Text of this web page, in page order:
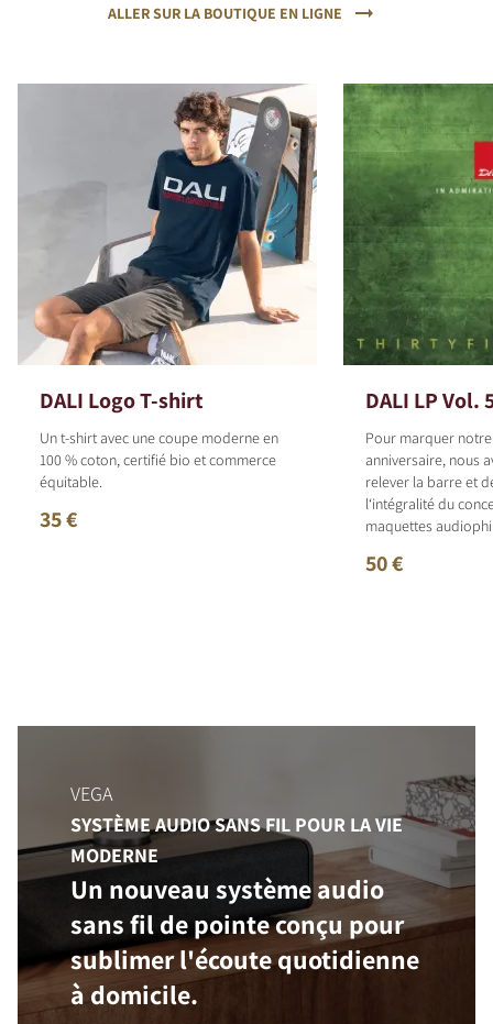
ALLER SUR LA BOUTIQUE EN LIGNE
DALI Logo T-shirt
Un t-shirt avec une coupe moderne en
100 % coton, certifié bio et commerce
équitable.
35 €
DALI LP Vol.
Pour marquer
anniversaire, nous
relever la barre et
l‘intégralité du
maquettes
50 €
VEGA
SYSTÈME AUDIO SANS FIL POUR LA VIE
MODERNE
Un nouveau système audio
sans fil de pointe conçu pour
sublimer l'écoute quotidienne
à domicile.